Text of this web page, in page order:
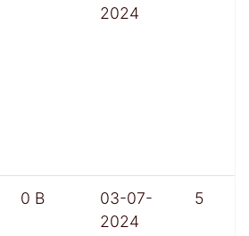
2024
0 B
03-07-
2024
5